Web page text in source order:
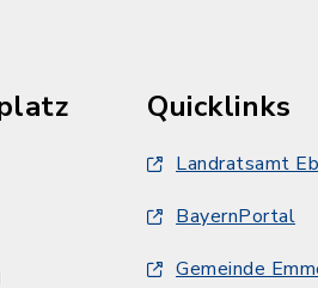
Quicklinks
Landratsamt
BayernPortal
Gemeinde